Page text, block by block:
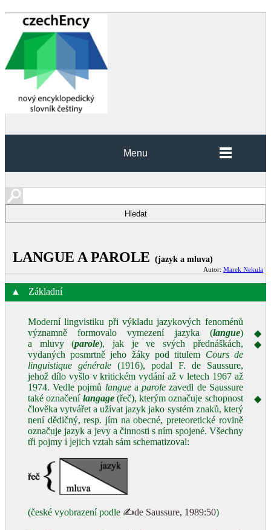
Menu
LANGUE A PAROLE (jazyk a mluva)
Autor: Marek Nekula
▲ Základní
Moderní lingvistiku při výkladu jazykových fenoménů
významně formovalo vymezení jazyka (langue)
a mluvy (parole), jak je ve svých přednáškách,
vydaných posmrtně jeho žáky pod titulem Cours de
linguistique générale(1916), podal F. de Saussure,
jehož dílo vyšlo v kritickém vydání až v letech 1967 až
1974. Vedle pojmů langueaparole zavedl de Saussure
také označení langage(řeč), kterým označuje schopnost
člověka vytvářet a užívat jazyk jako systém znaků, který
není dědičný, resp. jím na obecné, preteoretické rovině
označuje jazyk a jevy a činnosti s ním spojené. Všechny
tři pojmy i jejich vztah sám schematizoval:
(české vyobrazení podle ✍de Saussure, 1989:50)
◆
◆
◆